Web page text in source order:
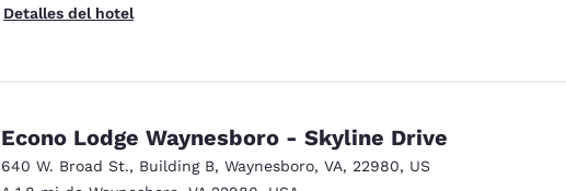
Detalles del hotel
Econo Lodge Waynesboro - Skyline Drive
640 W. Broad St., Building B, Waynesboro, VA, 22980, US